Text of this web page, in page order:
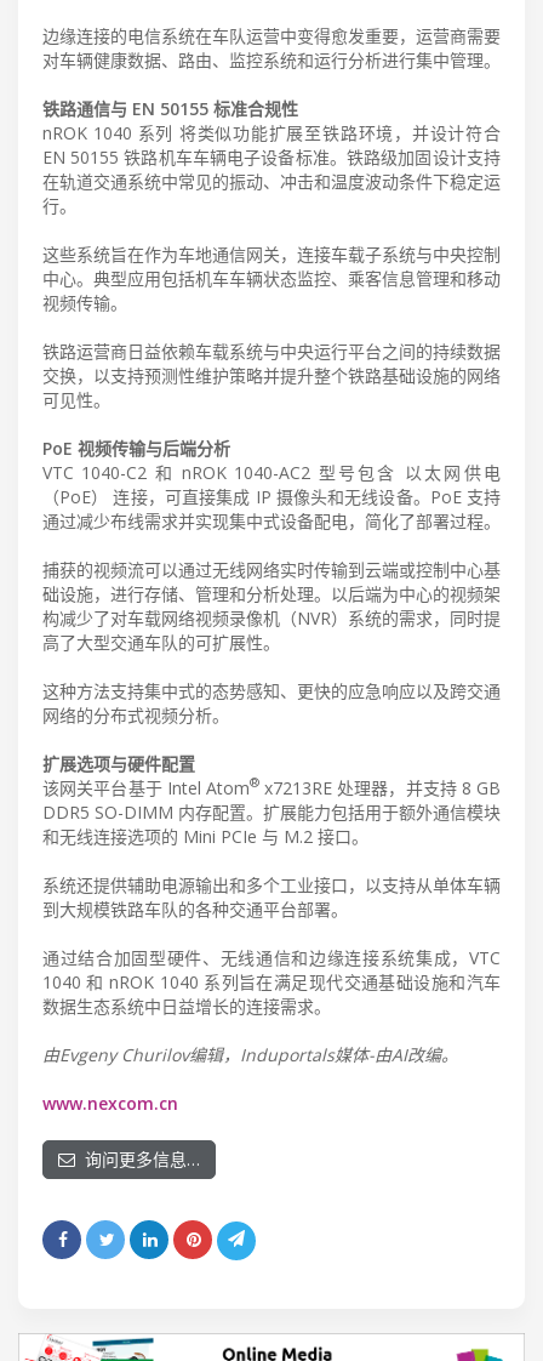
边缘连接的电信系统在车队运营中变得愈发重要，运营商需要
对车辆健康数据、路由、监控系统和运行分析进行集中管理。
铁路通信与 EN 50155 标准合规性
nROK 1040 系列 将类似功能扩展至铁路环境，并设计符合
EN 50155 铁路机车车辆电子设备标准。铁路级加固设计支持
在轨道交通系统中常见的振动、冲击和温度波动条件下稳定运
行。
这些系统旨在作为车地通信网关，连接车载子系统与中央控制
中心。典型应用包括机车车辆状态监控、乘客信息管理和移动
视频传输。
铁路运营商日益依赖车载系统与中央运行平台之间的持续数据
交换，以支持预测性维护策略并提升整个铁路基础设施的网络
可见性。
PoE 视频传输与后端分析
VTC 1040-C2 和 nROK 1040-AC2 型号包含 以太网供电
（PoE） 连接，可直接集成 IP 摄像头和无线设备。PoE 支持
通过减少布线需求并实现集中式设备配电，简化了部署过程。
捕获的视频流可以通过无线网络实时传输到云端或控制中心基
础设施，进行存储、管理和分析处理。以后端为中心的视频架
构减少了对车载网络视频录像机（NVR）系统的需求，同时提
高了大型交通车队的可扩展性。
这种方法支持集中式的态势感知、更快的应急响应以及跨交通
网络的分布式视频分析。
扩展选项与硬件配置
该网关平台基于 Intel Atom®x7213RE 处理器，并支持 8 GB
DDR5 SO-DIMM 内存配置。扩展能力包括用于额外通信模块
和无线连接选项的 Mini PCIe 与 M.2 接口。
系统还提供辅助电源输出和多个工业接口，以支持从单体车辆
到大规模铁路车队的各种交通平台部署。
通过结合加固型硬件、无线通信和边缘连接系统集成，VTC
1040 和 nROK 1040 系列旨在满足现代交通基础设施和汽车
数据生态系统中日益增长的连接需求。
由Evgeny Churilov编辑，Induportals媒体-由AI改编。
www.nexcom.cn
询问更多信息…